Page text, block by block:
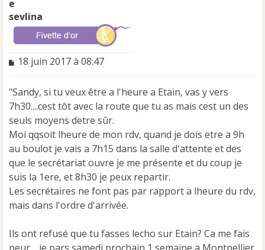
sevlina
M
s
a
g
e
n
o
n
l
u
18 juin 2017 à 08:47
"Sandy, si tu veux être a l'heure a Etain, vas y vers
7h30....cest tôt avec la route que tu as mais cest un des
seuls moyens detre sûr.
Moi qqsoit lheure de mon rdv, quand je dois etre a 9h
au boulot je vais a 7h15 dans la salle d'attente et des
que le secrétariat ouvre je me présente et du coup je
suis la 1ere, et 8h30 je peux repartir.
Les secrétaires ne font pas par rapport a lheure du rdv,
mais dans l'ordre d'arrivée.
Ils ont refusé que tu fasses lecho sur Etain? Ca me fais